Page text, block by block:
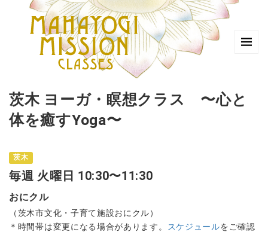
茨木 ヨーガ・瞑想クラス 〜心と
体を癒すYoga〜
茨木
毎週 火曜日 10:30〜11:30
おにクル
（茨木市文化・子育て施設おにクル）
＊時間帯は変更になる場合があります。
スケジュールをご確認